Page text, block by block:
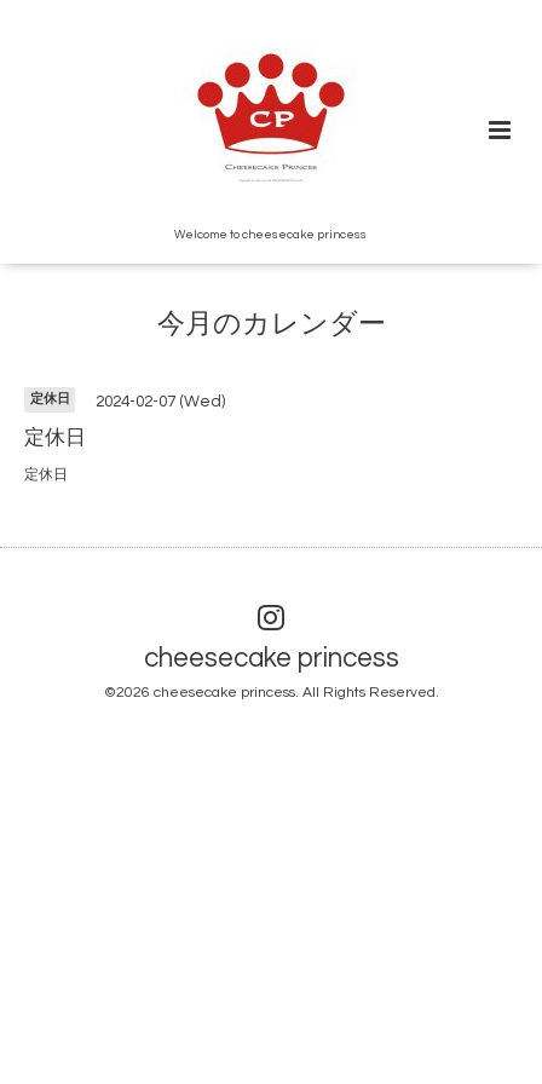
Welcome to cheesecake princess
今月のカレンダー
定休日 2024-02-07 (Wed)
定休日
定休日
cheesecake princess
©2026 cheesecake princess. All Rights Reserved.